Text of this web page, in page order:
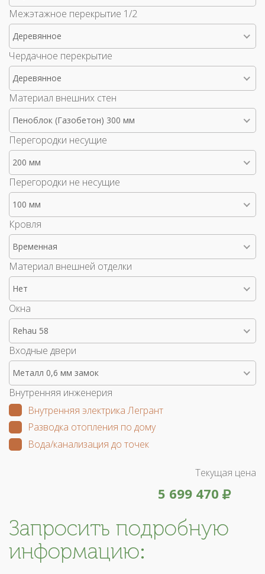
Межэтажное перекрытие 1/2
Деревянное
Чердачное перекрытие
Деревянное
Материал внешних стен
Пеноблок (Газобетон) 300 мм
Перегородки несущие
200 мм
Перегородки не несущие
100 мм
Кровля
Временная
Материал внешней отделки
Нет
Окна
Rehau 58
Входные двери
Металл 0,6 мм замок
Внутренняя инженерия
Внутренняя электрика Легрант
Разводка отопления по дому
Вода/канализация до точек
Текущая цена
5 699 470
Запросить подробную
информацию: